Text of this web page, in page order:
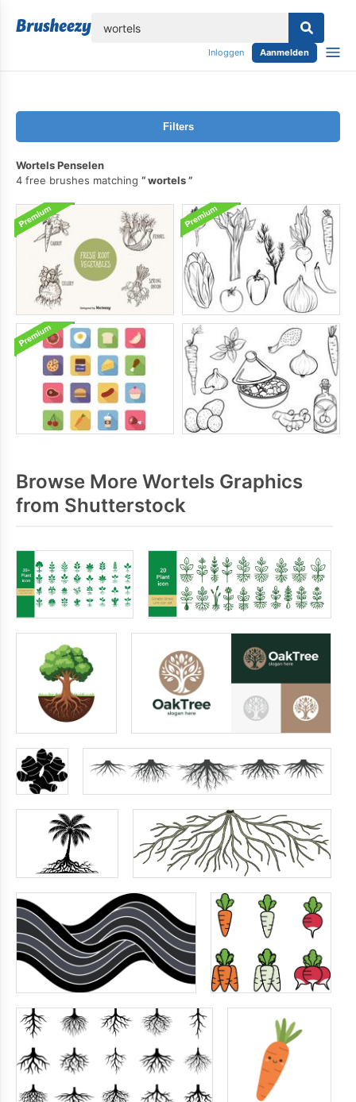
Inloggen Aanmelden
Filters
Wortels Penselen
4 free brushes matching
wortels
Browse More Wortels Graphics
from Shutterstock